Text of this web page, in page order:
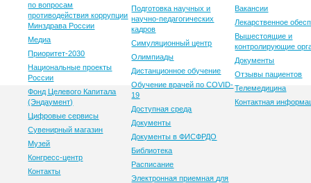
по вопросам
противодействия коррупции
Минздрава России
Медиа
Приоритет-2030
Национальные проекты
России
Фонд Целевого Капитала
(Эндаумент)
Цифровые сервисы
Сувенирный магазин
Музей
Конгресс-центр
Контакты
Подготовка научных и
научно-педагогических
кадров
Симуляционный центр
Олимпиады
Дистанционное обучение
Обучение врачей по COVID-
19
Доступная среда
Документы
Документы в ФИСФРДО
Библиотека
Расписание
Электронная приемная для
Вакансии
Лекарственное
Вышестоящие и
контролирующие
Документы
Отзывы пациентов
Телемедицина
Контактная